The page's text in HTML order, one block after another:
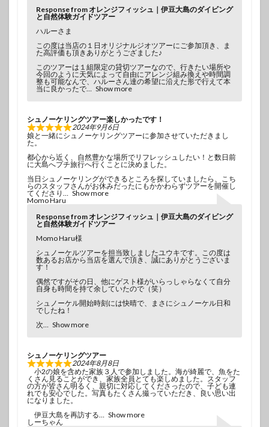
Response from オレンジフィッシュ｜伊豆大島のダイビング
と自然体験ガイドツアー
ハルーさま
この度は当店の１日オリジナルジオツアーにご参加頂き、ま
た高評価も頂きありがとうござました♪
このツアーは１組限定の貸切ツアーなので、行きたい場所や
今回のように天気によって自由にアレンジ組み換えや時間調
整も可能なんで、ハルーさん達の希望に沿えた形で行えて本
当に良かったで
Show more
シュノーケリングツアー楽しかったです！
2024年9月6日
娘と一緒にシュノーケリングツアーに参加させていただきまし
た。
都心から近く、自然豊かな場所でリフレッシュしたい！と数日前
に大島へプチ旅行へ行くことに決めました。
当日シュノーケリングができるところを探していましたら、こち
らのスタッフさんがお休みだったにもかかわらずツアーを開催し
てくださり
Show more
Momo Haru
Response from オレンジフィッシュ｜伊豆大島のダイビング
と自然体験ガイドツアー
Momo Haru様
シュノーケルツアーを担当致しましたユウキです。この度は
数あるお店から当店を選んで頂き、誠にありがとうございま
す！
偶然ですがその日、他にゲスト様がいらっしゃらなくて自分
自身も時間を持て余していたので（笑）
シュノーケル開始時刻には快晴で、まさにシュノーケル日和
でしたね！
次
Show more
シュノーケリングツアー
2024年8月8日
小2の娘を含めた家族３人で参加しました。海が綺麗で、魚をた
くさん見ることができ、家族全員とても楽しめました。スタッフ
の方が皆さん明るく、親切に対応してくださったので、子ども連
れでも安心でした。写真もたくさん撮っていただき、良い思い出
になりました。
伊豆大島を再訪する
Show more
しーちゃん